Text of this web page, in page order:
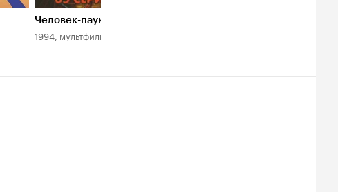
Человек-паук
1994, мультфильм